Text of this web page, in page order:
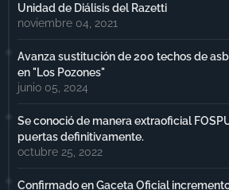
Unidad de Diálisis del Razetti
noviembre 04, 2021
Avanza sustitución de 200 techos de
en "Los Pozones"
junio 05, 2024
Se conoció de manera extraoficial
puertas definitivamente.
octubre 25, 2022
Confirmado en Gaceta Oficial